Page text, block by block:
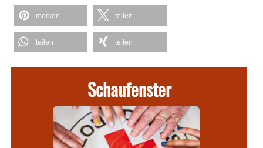
merken teilen
teilen teilen
Schaufenster